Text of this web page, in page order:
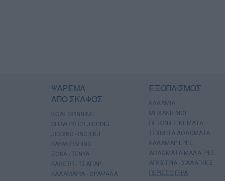
ΨΑΡΕΜΑ
ΑΠΟ ΣΚΑΦΟΣ
BOAT SPINNING
SLOW PITCH JIGGING
JIGGING - INCHIKU
KAYAK FISHING
ΖΟΚΑ - ΤΕΝΥΑ
ΚΑΘΕΤΗ - ΤΣΑΠΑΡΙ
ΚΑΛΑΜΑΡΙΑ - ΘΡΑΨΑΛΑ
ΕΞΟΠΛΙΣΜΟΣ
ΚΑΛΑΜΙΑ
ΜΗΧΑΝΙΣΜΟΙ
ΠΕΤΟΝΙΕΣ ΝΗΜΑΤΑ
ΤΕΧΝΗΤΑ ΔΟΛΩΜΑΤΑ
ΚΑΛΑΜΑΡΙΕΡΕΣ
ΔΟΛΩΜΑΤΑ ΜΑΛΑΓΡΕΣ
ΑΓΚΙΣΤΡΙΑ - ΣΑΛΑΓΚΙΕΣ
ΠΕΡΙΣΣΟΤΕΡΑ